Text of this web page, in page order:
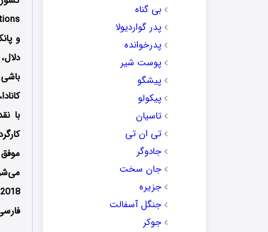
بی گناه
پدر گواردیولا
پدرخوانده
پوست شیر
پیشگو
پیکولو
تاسیان
تی ان تی
جادوگر
جان سخت
جزیره
جنگل آسفالت
جوکر
و
با
2018 منتشر شد؛ شما می‌توانید نسخه زبان اصلی سانسور شده فیلم